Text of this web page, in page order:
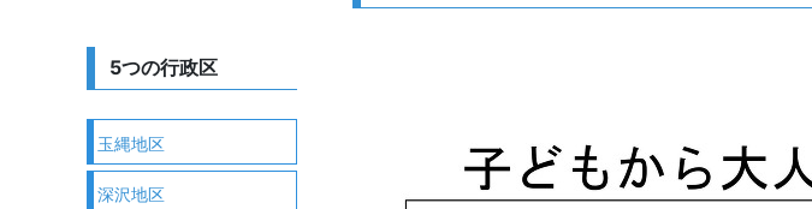
5つの行政区
玉縄地区
深沢地区